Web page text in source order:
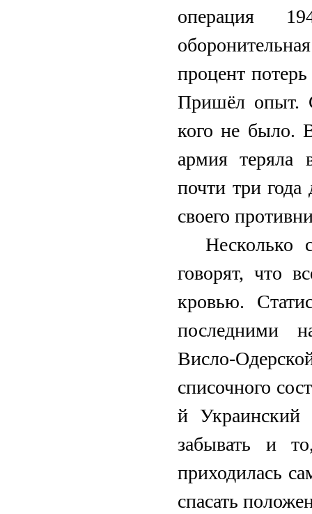
операция
процент
Пришёл опыт.
кого не было.
армия теряла
почти три года
своего
Несколько
говорят, что
кровью.
последними
Висло-
списочного
й
забывать и
приходилась
спасать